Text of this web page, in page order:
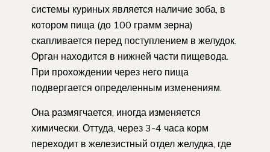
системы куриных является наличие зоба, в
котором пища (до 100 грамм зерна)
скапливается перед поступлением в желудок.
Орган находится в нижней части пищевода.
При прохождении через него пища
подвергается определенным изменениям.
Она размягчается, иногда изменяется
химически. Оттуда, через 3-4 часа корм
переходит в железистный отдел желудка, где